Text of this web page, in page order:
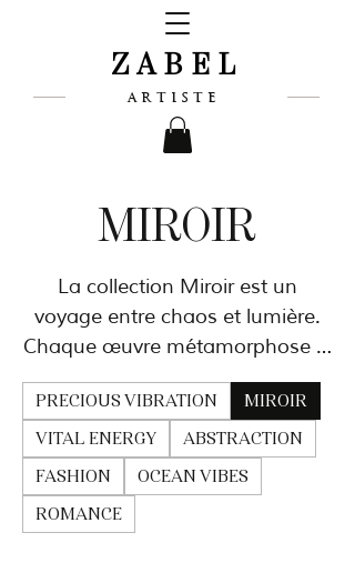
ZABEL
ARTISTE
MIROIR
La collection Miroir est un
voyage entre chaos et lumière.
Chaque œuvre métamorphose le
chaos en une vérité intérieure à
la fois douce et puissante. À
travers son regard unique,
l'artiste nous invite à ne pas
accepter un monde figé, mais à
le ressentir, le vivre et le
PRECIOUS VIBRATION
MIROIR
VITAL ENERGY
ABSTRACTION
FASHION
OCEAN VIBES
ROMANCE